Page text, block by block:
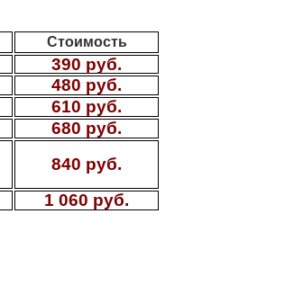
Стоимость
390 руб.
480 руб.
610 руб.
680 руб.
840 руб.
1 060 руб.